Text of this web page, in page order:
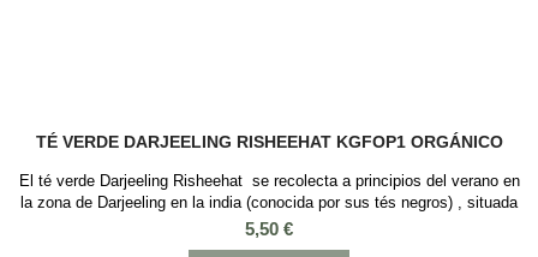
TÉ VERDE DARJEELING RISHEEHAT KGFOP1 ORGÁNICO
El té verde Darjeeling Risheehat se recolecta a principios del verano en
la zona de Darjeeling en la india (conocida por sus tés negros) , situada
a los pies del Himalaya, entre 600 a 2000m de altura. Este té es
orgánico con un sabor a vegetal hervido, floral y dulce y con un cuerpo
Precio
5,50 €